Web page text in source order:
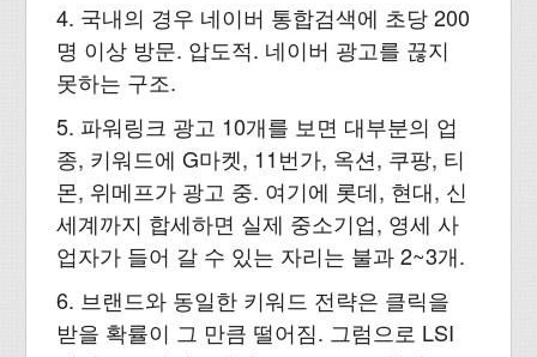
4. 국내의 경우 네이버 통합검색에 초당 200
명 이상 방문. 압도적. 네이버 광고를 끊지
못하는 구조.
5. 파워링크 광고 10개를 보면 대부분의 업
종, 키워드에 G마켓, 11번가, 옥션, 쿠팡, 티
몬, 위메프가 광고 중. 여기에 롯데, 현대, 신
세계까지 합세하면 실제 중소기업, 영세 사
업자가 들어 갈 수 있는 자리는 불과 2~3개.
6. 브랜드와 동일한 키워드 전략은 클릭을
받을 확률이 그 만큼 떨어짐. 그럼으로 LSI